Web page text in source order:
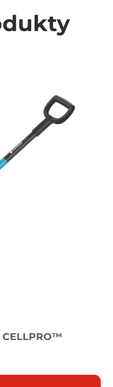
CELLPRO™